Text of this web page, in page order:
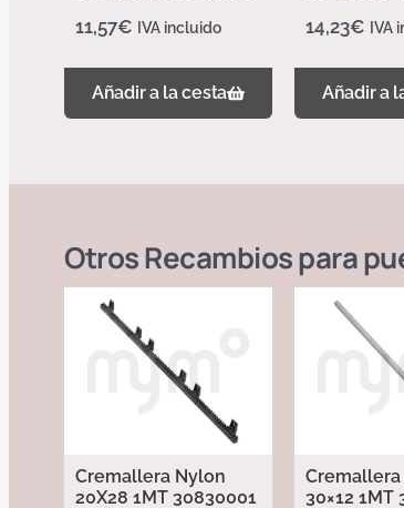
11,57€ IVA incluido
Añadir a la cesta
14,23€ IVA
Añadir a
OtrosRecambios para
Cremallera Nylon
20X28 1MT 30830001
30×12 1MT